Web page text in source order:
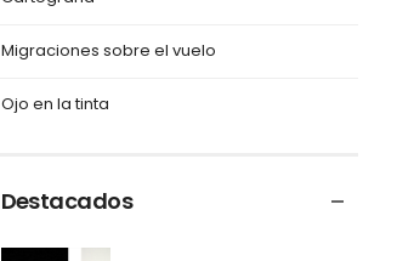
Migraciones sobre el vuelo
Ojo en la tinta
Destacados